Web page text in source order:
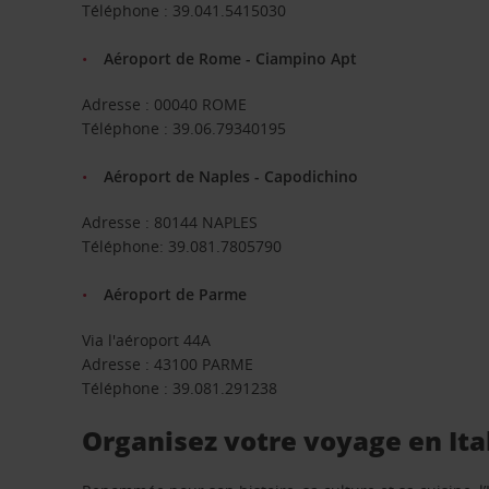
Téléphone : 39.041.5415030
Aéroport de Rome - Ciampino Apt
Adresse : 00040 ROME
Téléphone : 39.06.79340195
Aéroport de Naples - Capodichino
Adresse : 80144 NAPLES
Téléphone: 39.081.7805790
Aéroport de Parme
Via l'aéroport 44A
Adresse : 43100 PARME
Téléphone : 39.081.291238
Organisez votre voyage en